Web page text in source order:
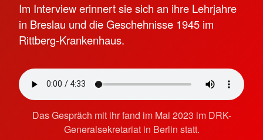
Das Gespräch mit ihr fand im Mai 2023 im DRK-
Generalsekretariat in Berlin statt.
Im Interview erinnert sie sich an ihre Lehrjahre
in Breslau und die Geschehnisse 1945 im
Rittberg-Krankenhaus.